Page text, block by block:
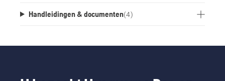
Handleidingen & documenten(4)